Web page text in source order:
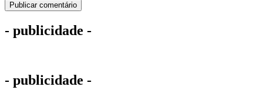
- publicidade -
- publicidade -